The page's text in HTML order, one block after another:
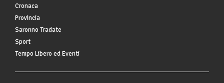
Cronaca
Provincia
Saronno Tradate
Sport
Tempo Libero ed Eventi